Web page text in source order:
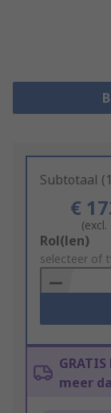
Subtotaal
€
Add
to
Basket
Rol(len)
selecteer of
meer